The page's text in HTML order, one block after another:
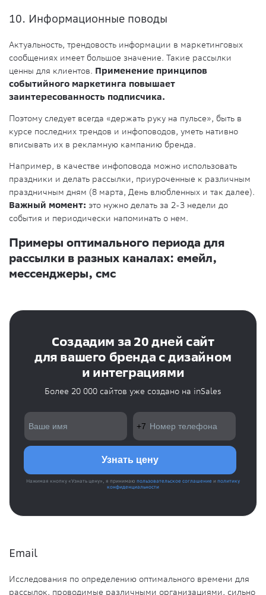
10. Информационные поводы
Актуальность, трендовость информации в маркетинговых
сообщениях имеет большое значение. Такие рассылки
ценны для клиентов. Применение принципов
событийного маркетинга повышает
заинтересованность подписчика.
Поэтому следует всегда «держать руку на пульсе», быть в
курсе последних трендов и инфоповодов, уметь нативно
вписывать их в рекламную кампанию бренда.
Например, в качестве инфоповода можно использовать
праздники и делать рассылки, приуроченные к различным
праздничным дням (8 марта, День влюбленных и так далее).
Важный момент: это нужно делать за 2-3 недели до
события и периодически напоминать о нем.
Примеры оптимального периода для
рассылки в разных каналах: емейл,
мессенджеры, смс
Создадим за 20 дней сайт
для вашего бренда с дизайном
и интеграциями
Более 20 000 сайтов уже создано на inSales
Нажимая кнопку «Узнать цену», я принимаю пользовательское соглашение и политику
конфиденциальности
Email
Исследования по определению оптимального времени для
рассылок, проводимые различными организациями, сильно